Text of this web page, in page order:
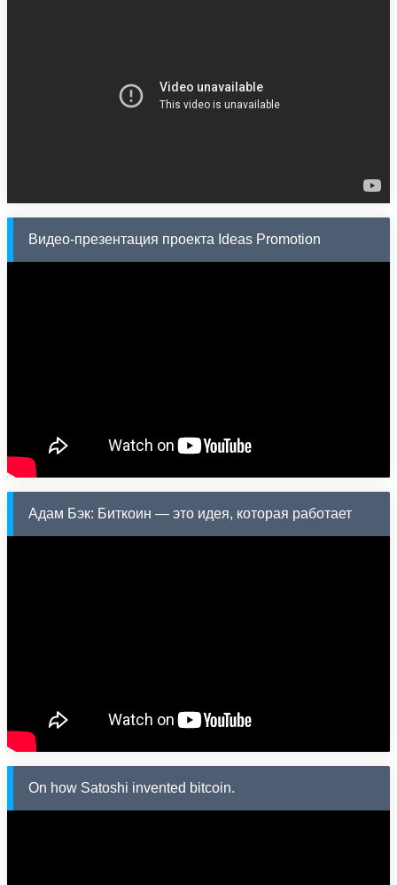
Видео-презентация проекта Ideas Promotion
Адам Бэк: Биткоин — это идея, которая работает
On how Satoshi invented bitcoin.